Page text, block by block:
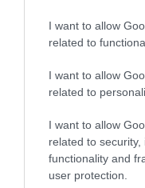
I want to allow
related to
I want to allow
related to
I want to allow
related to
functionality and
user protection.